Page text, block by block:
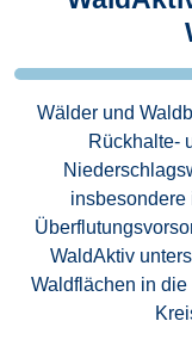
Wälder und
Rückhalte-
WaldAktiv
Waldflächen in